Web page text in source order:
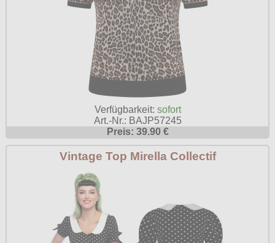
Verfügbarkeit: sofort
Art.-Nr.: BAJP57245
Preis: 39.90 €
Vintage Top Mirella Collectif